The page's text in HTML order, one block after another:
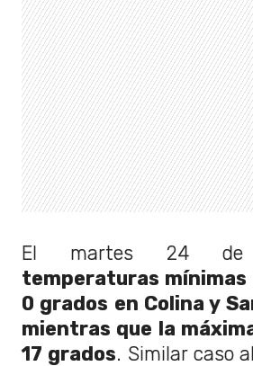
El martes 24
temperaturas mínimas
0 grados en Colina y
mientras que la
17 grados. Similar caso